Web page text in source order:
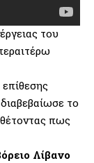
του
το
πως
Λίβανο